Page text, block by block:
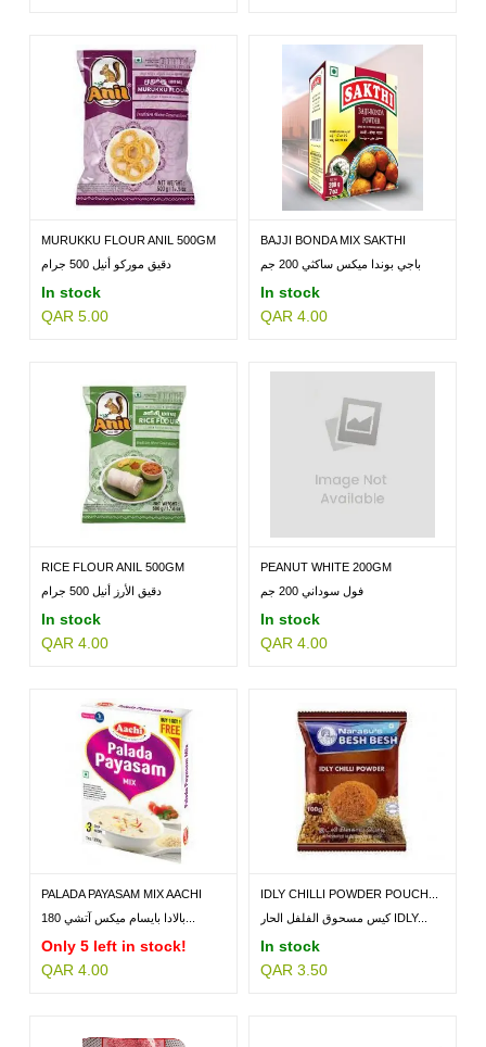
MURUKKU FLOUR ANIL 500GM
دقيق موركو أنيل 500 جرام
In stock
QAR 5.00
BAJJI BONDA MIX SAKTHI
200GM باجي بوندا ميكس ساكثي 200 جم
In stock
QAR 4.00
RICE FLOUR ANIL 500GM
دقيق الأرز أنيل 500 جرام
In stock
QAR 4.00
PEANUT WHITE 200GM
فول سوداني 200 جم
In stock
QAR 4.00
PALADA PAYASAM MIX AACHI
180GM
Only 5 left in stock!
QAR 4.00
IDLY CHILLI POWDER POUCH...
كيس مسحوق الفلفل الحار IDLY...
In stock
QAR 3.50